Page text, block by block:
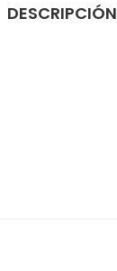
DESCRIPCIÓN